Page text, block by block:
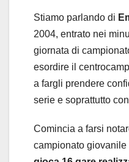
Stiamo parlando di
2004, entrato nei
giornata di
esordire il
a fargli prendere
serie e soprattutto
Comincia a farsi
campionato